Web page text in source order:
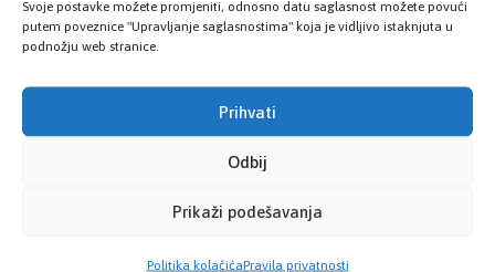
Svoje postavke možete promjeniti, odnosno datu saglasnost možete povući
putem poveznice "Upravljanje saglasnostima" koja je vidljivo istaknjuta u
podnožju web stranice.
Prihvati
Odbij
Prikaži podešavanja
Politika kolačićaPravila privatnosti
Provjerite status vaše elektronske
zdravstvene kartice
PROVJERITE STATUS